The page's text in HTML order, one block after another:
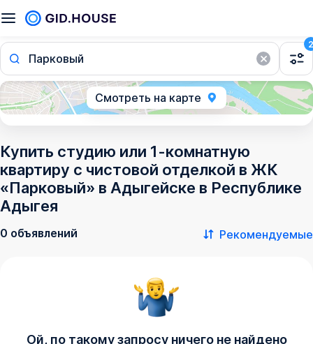
Парковый
2
Смотреть на карте
Купить студию или 1-комнатную
квартиру с чистовой отделкой в ЖК
«Парковый» в Адыгейске в Республике
Адыгея
0 объявлений Рекомендуемые
Ой, по такому запросу ничего не найдено